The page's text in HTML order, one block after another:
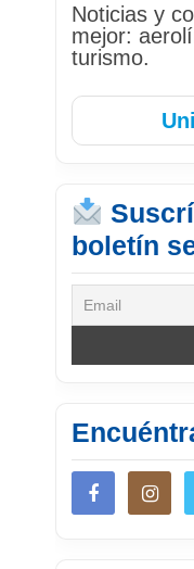
Noticias y
mejor:
turismo.
boletín